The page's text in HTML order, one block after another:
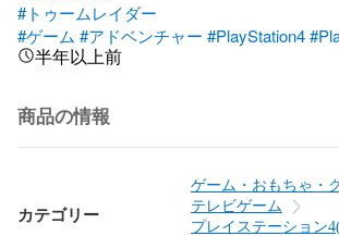
#トゥームレイダー
#ゲーム #アドベンチャー #PlayStation4
半年以上前
商品の情報
カテゴリー
ゲーム・おもちゃ・
テレビゲーム
プレイステーション